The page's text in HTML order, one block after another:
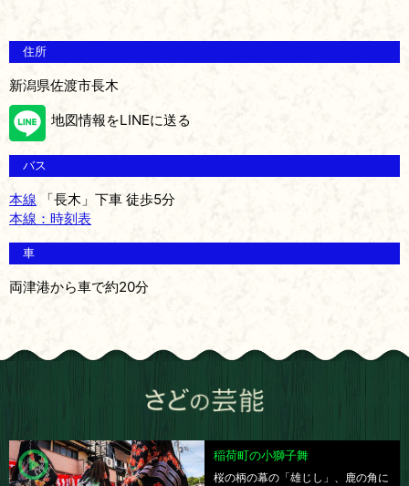
住所
新潟県佐渡市長木
地図情報をLINEに送る
バス
本線 「長木」下車 徒歩5分
本線：時刻表
車
両津港から車で約20分
稲荷町の小獅子舞
桜の柄の幕の「雄じし」、鹿の角に